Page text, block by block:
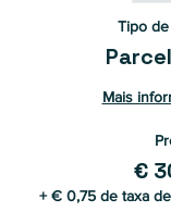
Tipo
Mais
€
+ € 0,75 de taxa